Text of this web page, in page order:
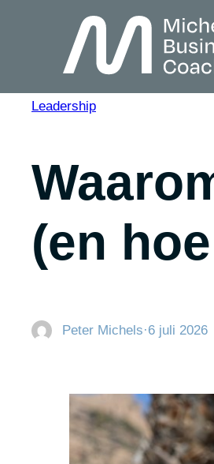
inhoud
Leadership
(en
Peter Michels·6 juli 2026